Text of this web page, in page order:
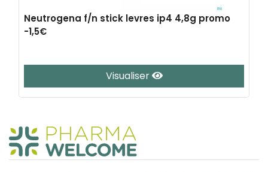
Neutrogena f/n stick levres ip4 4,8g promo
-1,5€
Visualiser